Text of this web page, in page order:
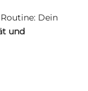
Dein
und